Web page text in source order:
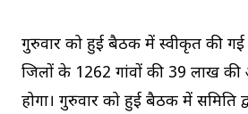
गुरुवार को हुई बैठक में स्‍वीकृत की
जिलों के 1262 गांवों की 39 लाख की
होगा। गुरुवार को हुई बैठक में समिति